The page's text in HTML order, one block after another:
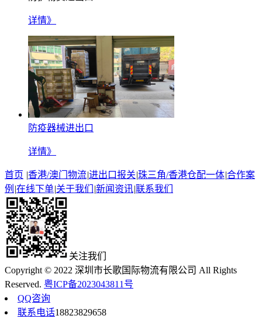
详情》
防疫器械进出口
详情》
首页 |香港/澳门物流|进出口报关|珠三角/香港仓配一体|合作案
例 |在线下单|关于我们 |新闻资讯|联系我们
关注我们
Copyright © 2022 深圳市长歌国际物流有限公司 All Rights
Reserved. 粤ICP备2023043811号
QQ咨询
联系电话18823829658